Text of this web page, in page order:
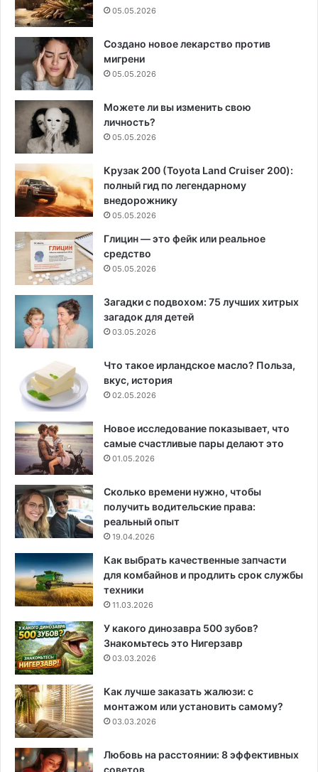
05.05.2026
Создано новое лекарство против
мигрени
05.05.2026
Можете ли вы изменить свою
личность?
05.05.2026
Крузак 200 (Toyota Land Cruiser 200):
полный гид по легендарному
внедорожнику
05.05.2026
Глицин — это фейк или реальное
средство
05.05.2026
Загадки с подвохом: 75 лучших хитрых
загадок для детей
03.05.2026
Что такое ирландское масло? Польза,
вкус, история
02.05.2026
Новое исследование показывает, что
самые счастливые пары делают это
01.05.2026
Сколько времени нужно, чтобы
получить водительские права:
реальный опыт
19.04.2026
Как выбрать качественные запчасти
для комбайнов и продлить срок службы
техники
11.03.2026
У какого динозавра 500 зубов?
Знакомьтесь это Нигерзавр
03.03.2026
Как лучше заказать жалюзи: с
монтажом или установить самому?
03.03.2026
Любовь на расстоянии: 8 эффективных
советов